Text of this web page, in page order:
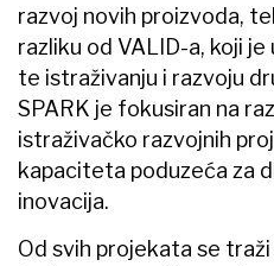
razvoj novih proizvoda,
razliku od VALID-a, koji
te istraživanju i razvoju
SPARK je fokusiran na
istraživačko razvojnih
kapaciteta poduzeća za
inovacija.
Od svih projekata se